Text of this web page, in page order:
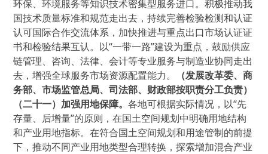
环保、环境服务等知识技术密集型服务进口。积极推动我
国技术质量标准和规范走出去，持续完善检验检测和认证
认可国际合作交流体系，加快推进与重点出口市场认证证
书和检验结果互认。以“一带一路”建设为重点，鼓励供应
链管理、咨询、法律、会计等专业服务与制造业协同走出
去，增强全球服务市场资源配置能力。
（发展改革委、商
务部、市场监管总局、司法部、财政部按职责分工负责）
（二十一）加强用地保障。各地可根据实际情况，以“先
存量、后增量”的原则，在国土空间规划中明确用地结构
和产业用地指标。在符合国土空间规划和用途管制的前提
下，推动不同产业用地类型合理转换，探索增加混合产业